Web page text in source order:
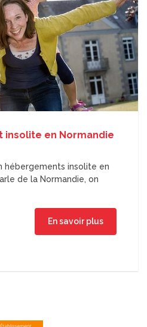
insolite en Normandie
hébergements insolite en
de la Normandie, on
En savoir plus